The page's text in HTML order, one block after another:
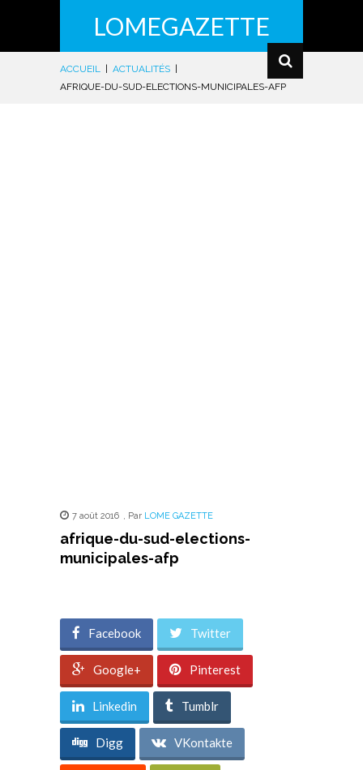
LOMEGAZETTE
ACCUEIL ACTUALITÉS
AFRIQUE-DU-SUD-ELECTIONS-MUNICIPALES-AFP
7 août 2016 , Par LOME GAZETTE
afrique-du-sud-elections-
municipales-afp
Facebook Twitter
Google+ Pinterest
Linkedin Tumblr
Digg VKontakte